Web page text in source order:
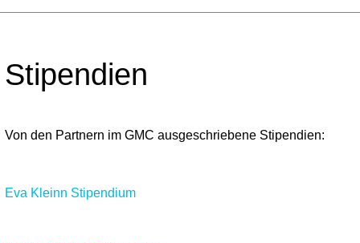
Stipendien
Von den Partnern im GMC ausgeschriebene Stipendien:
Eva Kleinn Stipendium